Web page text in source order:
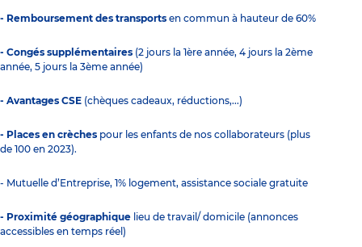
- Remboursement des transports en commun à hauteur de 60%
- Congés supplémentaires (2 jours la 1ère année, 4 jours la 2ème
année, 5 jours la 3ème année)
- Avantages CSE (chèques cadeaux, réductions,...)
- Places en crèches pour les enfants de nos collaborateurs (plus
de 100 en 2023).
- Mutuelle d’Entreprise, 1% logement, assistance sociale gratuite
- Proximité géographique lieu de travail/ domicile (annonces
accessibles en temps réel)